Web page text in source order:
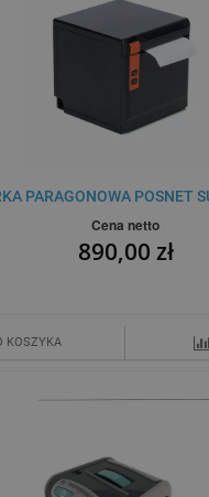
PARAGONOWA POSNET
Cena netto
890,00 zł
KOSZYKA